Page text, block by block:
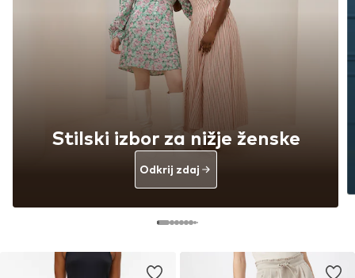
Stilski izbor za nižje ženske
Odkrij zdaj